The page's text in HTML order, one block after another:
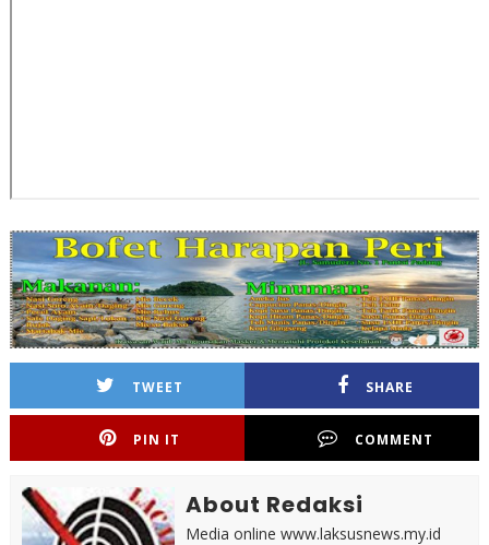
TWEET SHARE
PIN IT COMMENT
About Redaksi
Media online www.laksusnews.my.id